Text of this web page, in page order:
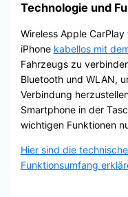
Technologie und
Wireless Apple
iPhone kabellos mit
Fahrzeugs zu
Bluetooth und WLAN,
Verbindung
Smartphone in der
wichtigen Funktionen
Hier sind die
Funktionsumfang